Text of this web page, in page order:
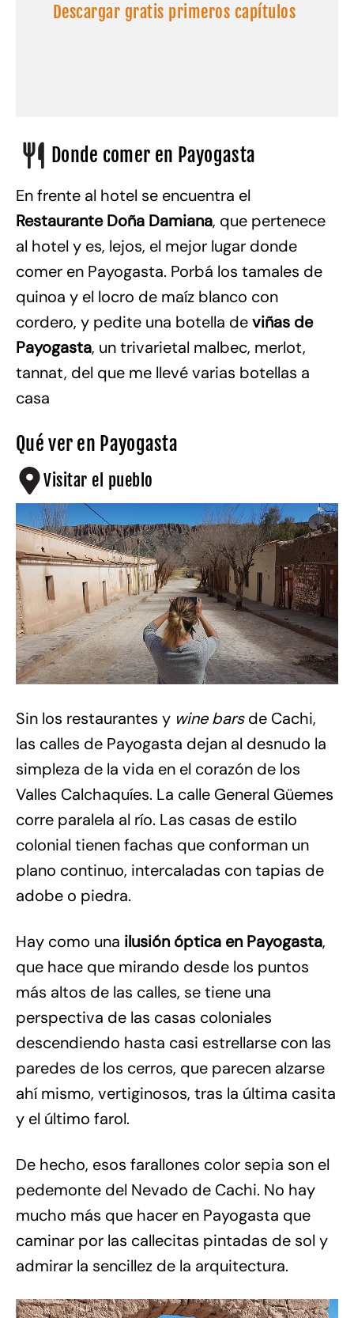
Descargar gratis primeros capítulos
Donde comer en Payogasta
En frente al hotel se encuentra el
Restaurante Doña Damiana, que pertenece
al hotel y es, lejos, el mejor lugar donde
comer en Payogasta. Porbá los tamales de
quinoa y el locro de maíz blanco con
cordero, y pedite una botella deviñas de
Payogasta, un trivarietal malbec, merlot,
tannat, del que me llevé varias botellas a
casa
Qué ver en Payogasta
Visitar el pueblo
Sin los restaurantes y wine barsde Cachi,
las calles de Payogasta dejan al desnudo la
simpleza de la vida en el corazón de los
Valles Calchaquíes. La calle General Güemes
corre paralela al río. Las casas de estilo
colonial tienen fachas que conforman un
plano continuo, intercaladas con tapias de
adobe o piedra.
Hay como una ilusión óptica en Payogasta,
que hace que mirando desde los puntos
más altos de las calles, se tiene una
perspectiva de las casas coloniales
descendiendo hasta casi estrellarse con las
paredes de los cerros, que parecen alzarse
ahí mismo, vertiginosos, tras la última casita
y el último farol.
De hecho, esos farallones color sepia son el
pedemonte del Nevado de Cachi. No hay
mucho más que hacer en Payogasta que
caminar por las callecitas pintadas de sol y
admirar la sencillez de la arquitectura.